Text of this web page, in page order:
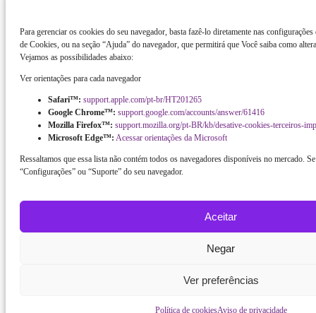
Para gerenciar os cookies do seu navegador, basta fazê-lo diretamente nas configurações
de Cookies, ou na seção “Ajuda” do navegador, que permitirá que Você saiba como
Vejamos as possibilidades abaixo:
Ver orientações para cada navegador
Safari™: support.apple.com/pt-br/HT201265
Google Chrome™: support.google.com/accounts/answer/61416
Mozilla Firefox™: support.mozilla.org/pt-BR/kb/desative-cookies-terceiros-
Microsoft Edge™: Acessar orientações da Microsoft
Ressaltamos que essa lista não contém todos os navegadores disponíveis no mercado.
“Configurações” ou “Suporte” do seu navegador.
Aceitar
Negar
Ver preferências
Política de cookiesAviso de privacidade